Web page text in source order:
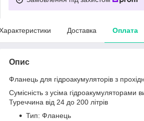
Доставка Оплата
Опис
Фланець для гідроакумуляторів з
Сумісність з усіма гідроакумуляторами
Туреччина від 24 до 200 літрів
Тип: Фланець